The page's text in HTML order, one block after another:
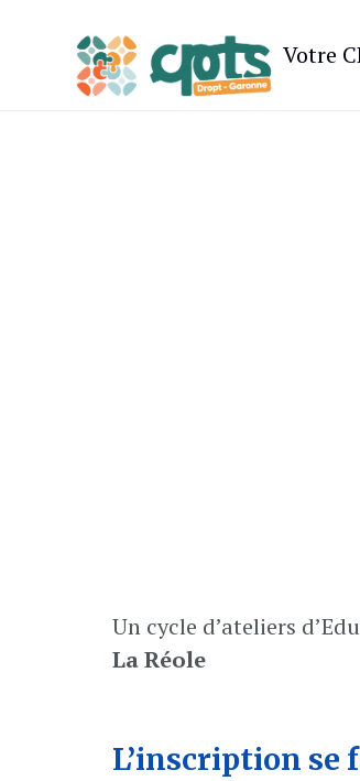
Votre
Un cycle d’ateliers
La Réole
L’inscription se